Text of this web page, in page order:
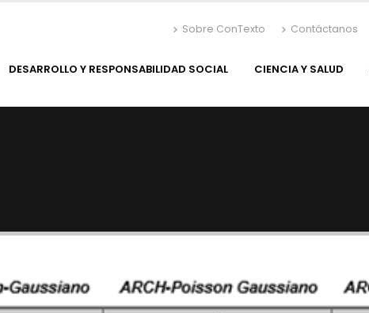
Sobre ConTexto Contáctanos
DESARROLLO Y RESPONSABILIDAD SOCIAL CIENCIA Y SALUD